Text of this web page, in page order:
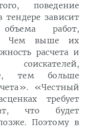
поведение
тендере зависит
работ,
Чем выше их
расчета и
тем больше
«Честный
требует
что будет
Поэтому в